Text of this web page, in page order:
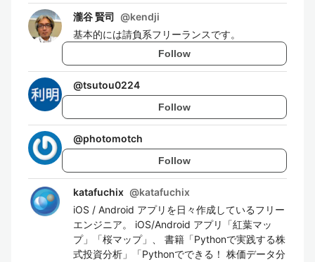
瀧谷 賢司 @kendji
基本的には請負系フリーランスです。
Follow
@tsutou0224
Follow
@photomotch
Follow
katafuchix @katafuchix
iOS / Android アプリを日々作成しているフリー
エンジニア。 iOS/Android アプリ「紅葉マッ
プ」「桜マップ」、 書籍「Pythonで実践する株
式投資分析」「Pythonでできる！ 株価データ分